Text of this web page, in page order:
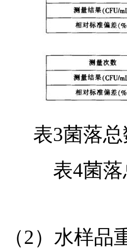
表3菌落
表4菌
（2）水样品